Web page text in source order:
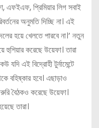
এফইএফ, প্রিমিয়ার লিগ সবাই
অনুমতি দিচ্ছি না। এই
হয়ে খেলতে পারবে না।’ নতুন
হুশিয়ার করেছে উয়েফা। তারা
এই বিদ্রোহী টুর্নামেন্টে
বহিষ্কার হবে। এছাড়াও
বৈঠকও করেছে উয়েফা।
তারা।